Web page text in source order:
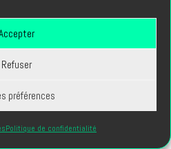
Refuser
préférences
Politique de confidentialité
de décrochage révélant les
si budget publicitaire associé
continue. Une vidéo